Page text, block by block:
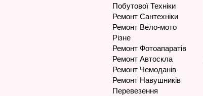
Побутової Техніки
Ремонт Сантехніки
Ремонт Вело-мото
Різне
Ремонт Фотоапаратів
Ремонт Автоскла
Ремонт Чемоданів
Ремонт Навушників
Перевезення